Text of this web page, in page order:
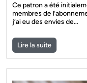
Ce patron a été
membres de
j’ai eu des envies de…
Lire la suite